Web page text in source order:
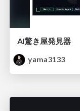
AI驚き屋発見器
yama3133